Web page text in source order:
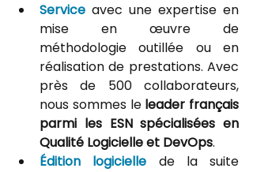
Service avec une expertise en
mise en œuvre de
méthodologie outillée ou en
réalisation de prestations. Avec
près de 500 collaborateurs,
nous sommes le leader français
parmi les ESN spécialisées en
Qualité Logicielle et DevOps.
Édition
logicielle de la suite